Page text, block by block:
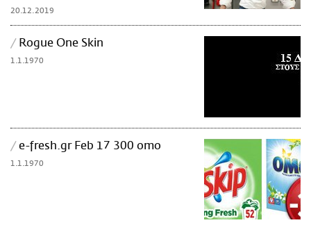
20.12.2019
Rogue One Skin
1.1.1970
e-fresh.gr Feb 17 300 omo
1.1.1970
Image